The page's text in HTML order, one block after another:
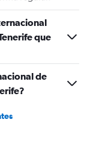
que
de